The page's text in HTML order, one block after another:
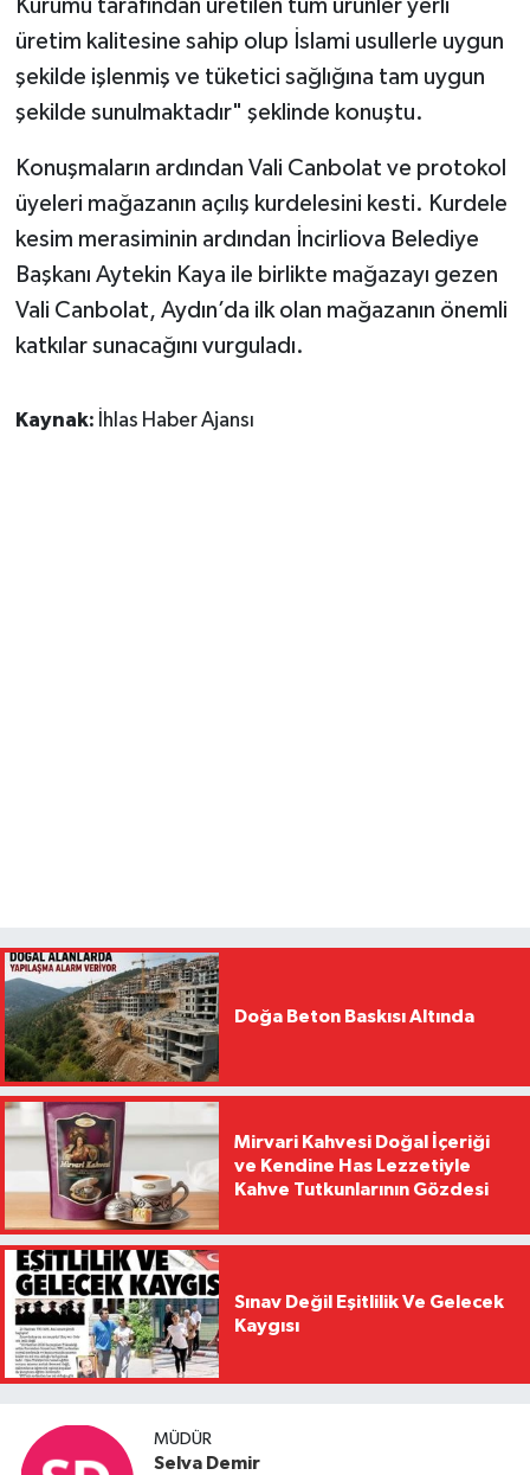
Kurumu tarafından üretilen tüm ürünler yerli
üretim kalitesine sahip olup İslami usullerle uygun
şekilde işlenmiş ve tüketici sağlığına tam uygun
şekilde sunulmaktadır" şeklinde konuştu.
Konuşmaların ardından Vali Canbolat ve protokol
üyeleri mağazanın açılış kurdelesini kesti. Kurdele
kesim merasiminin ardından İncirliova Belediye
Başkanı Aytekin Kaya ile birlikte mağazayı gezen
Vali Canbolat, Aydın’da ilk olan mağazanın önemli
katkılar sunacağını vurguladı.
Kaynak: İhlas Haber Ajansı
Doğa Beton Baskısı Altında
Mirvari Kahvesi Doğal İçeriği
ve Kendine Has Lezzetiyle
Kahve Tutkunlarının Gözdesi
Sınav Değil Eşitlilik Ve Gelecek
Kaygısı
MÜDÜR
Selva Demir